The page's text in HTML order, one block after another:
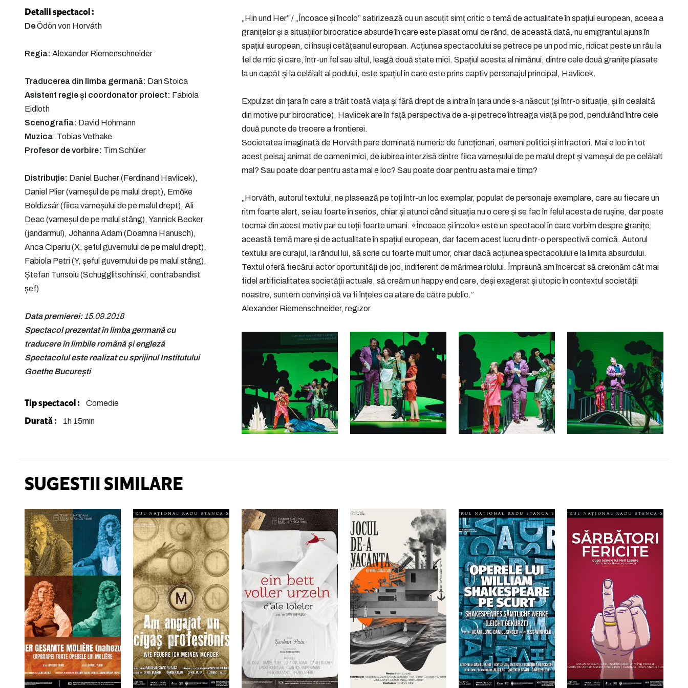
Detalii spectacol :
DeÖdön von Horváth
Regia: Alexander Riemenschneider
Traducerea din limba germană: Dan Stoica
Asistent regie și coordonator proiect: Fabiola
Eidloth
Scenografia: David Hohmann
Muzica: Tobias Vethake
Profesor de vorbire: Tim Schüler
Distribuție: Daniel Bucher (Ferdinand Havlicek),
Daniel Plier (vameșul de pe malul drept), Emőke
Boldizsár (fiica vameșului de pe malul drept), Ali
Deac (vameșul de pe malul stâng), Yannick Becker
(jandarmul), Johanna Adam (Doamna Hanusch),
Anca Cipariu (X, șeful guvernului de pe malul drept),
Fabiola Petri (Y, șeful guvernului de pe malul stâng),
Ștefan Tunsoiu (Schugglitschinski, contrabandist
șef)
Data premierei:15.09.2018
Spectacol prezentat în limba germană cu
traducere în limbile română și engleză
Spectacolul este realizat cu sprijinul Institutului
Goethe București
Tip spectacol : Comedie
Durată : 1h 15min
„Hin und Her” / „Încoace și încolo” satirizează cu un ascuțit simț critic o temă de actualitate în spațiul european, aceea a
granițelor și a situațiilor birocratice absurde în care este plasat omul de rând, de această dată, nu emigrantul ajuns în
spațiul european, ci însuși cetățeanul european. Acțiunea spectacolului se petrece pe un pod mic, ridicat peste un râu la
fel de mic și care, într-un fel sau altul, leagă două state mici. Spațiul acesta al nimănui, dintre cele două granițe plasate
la un capăt și la celălalt al podului, este spațiul în care este prins captiv personajul principal, Havlicek.
Expulzat din țara în care a trăit toată viața și fără drept de a intra în țara unde s-a născut (și într-o situație, și în cealaltă
din motive pur birocratice), Havlicek are în față perspectiva de a-și petrece întreaga viață pe pod, pendulând între cele
două puncte de trecere a frontierei.
Societatea imaginată de Horváth pare dominată numeric de funcționari, oameni politici și infractori. Mai e loc în tot
acest peisaj animat de oameni mici, de iubirea interzisă dintre fiica vameșului de pe malul drept și vameșul de pe celălalt
mal? Sau poate doar pentru asta mai e loc? Sau poate doar pentru asta mai e timp?
„Horváth, autorul textului, ne plasează pe toți într-un loc exemplar, populat de personaje exemplare, care au fiecare un
ritm foarte alert, se iau foarte în serios, chiar și atunci când situația nu o cere și se fac în felul acesta de rușine, dar poate
tocmai din acest motiv par cu toții foarte umani. «Încoace și încolo» este un spectacol în care vorbim despre granițe,
această temă mare și de actualitate în spațiul european, dar facem acest lucru dintr-o perspectivă comică. Autorul
textului are curajul, la rândul lui, să scrie cu foarte mult umor, chiar dacă acțiunea spectacolului e la limita absurdului.
Textul oferă fiecărui actor oportunități de joc, indiferent de mărimea rolului. Împreună am încercat să creionăm cât mai
fidel artificialitatea societății actuale, să creăm un happy end care, deși exagerat și utopic în contextul societății
noastre, suntem convinși că va fi înțeles ca atare de către public.”
Alexander Riemenschneider, regizor
SUGESTII SIMILARE